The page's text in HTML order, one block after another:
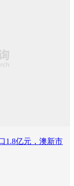
1.8亿元，澳新市